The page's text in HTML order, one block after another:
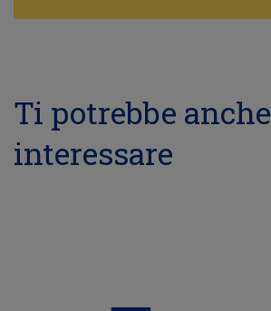
Ti potrebbe anche
interessare